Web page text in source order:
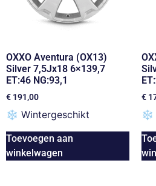
OXXO Aventura (OX13)
Silver 7,5Jx18 6×139,7
ET:46 NG:93,1
€ 191,00
❄ Wintergeschikt
Toevoegen aan
winkelwagen
€
❄